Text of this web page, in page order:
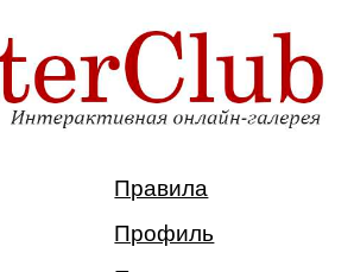
Правила
Профиль